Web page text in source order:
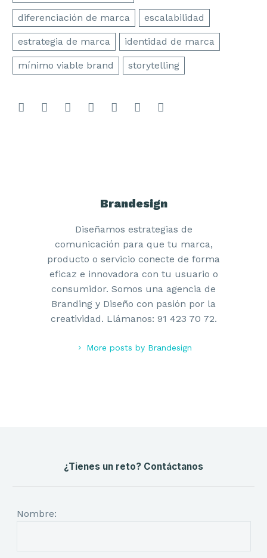
diferenciación de marca escalabilidad
estrategia de marca identidad de marca
mínimo viable brand storytelling
Brandesign
Diseñamos estrategias de
comunicación para que tu marca,
producto o servicio conecte de forma
eficaz e innovadora con tu usuario o
consumidor. Somos una agencia de
Branding y Diseño con pasión por la
creatividad. Llámanos: 91 423 70 72.
More posts by Brandesign
¿Tienes un reto? Contáctanos
Nombre: